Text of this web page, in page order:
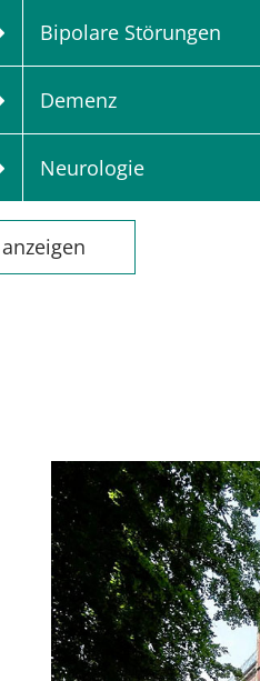
Bipolare Störungen
Demenz
Neurologie